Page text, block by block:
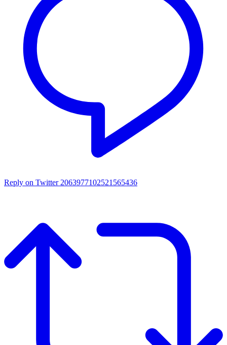
Reply on Twitter 2063977102521565436